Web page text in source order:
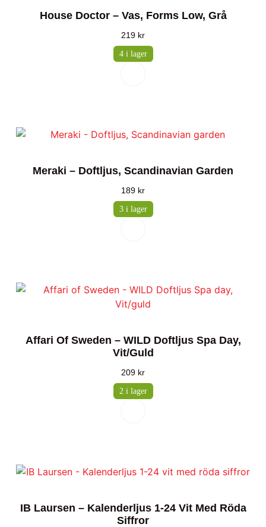
House Doctor – Vas, Forms Low, Grå
219 kr
4 i lager
Meraki – Doftljus, Scandinavian Garden
189 kr
3 i lager
Affari Of Sweden – WILD Doftljus Spa Day,
Vit/guld
209 kr
2 i lager
IB Laursen – Kalenderljus 1-24 Vit Med Röda
Siffror